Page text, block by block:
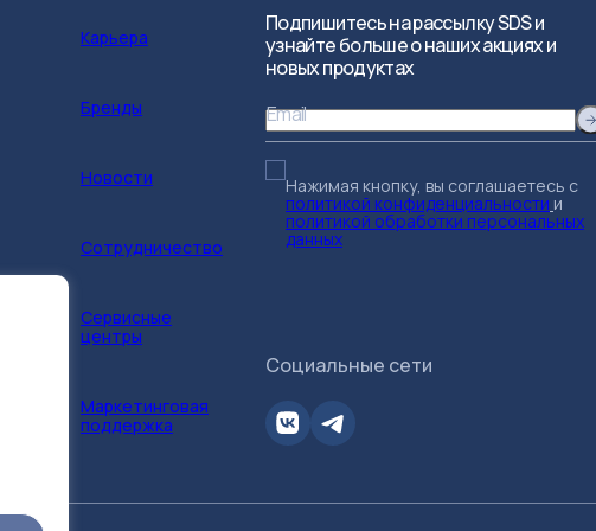
Карьера
Бренды
Новости
Сотрудничество
Сервисные
центры
Маркетинговая
поддержка
Подпишитесь на рассылку SDS и
узнайте больше о наших акциях и
новых продуктах
Email
Нажимая кнопку, вы соглашаетесь с
политикой конфиденциальности и
политикой обработки персональных
данных
Социальные сети